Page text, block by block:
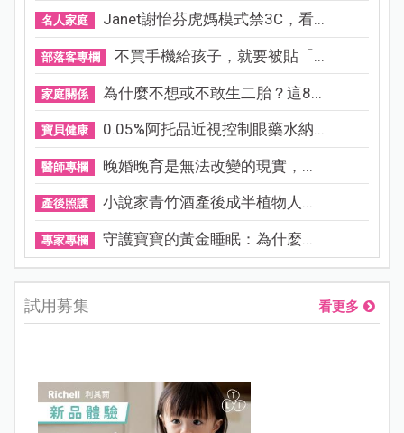
名人家庭 Janet謝怡芬虎媽模式禁3C，看...
部落客專欄 不買手機給孩子，就要被貼「...
家庭關係 為什麼不想或不敢生二胎？這8...
寶貝健康 0.05%阿托品近視控制眼藥水納...
醫師專欄 晚婚晚育是無法改變的現實，...
產後照護 小說家青竹酒產後成半植物人...
專家專欄 守護寶寶的黃金睡眠：為什麼...
試用募集 看更多